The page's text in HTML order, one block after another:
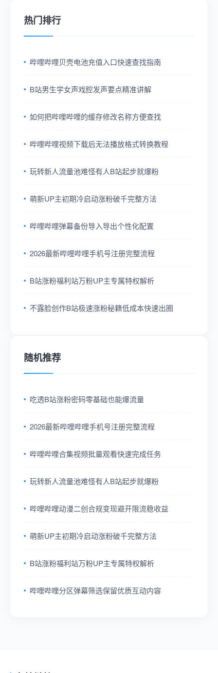
热门排行
哔哩哔哩贝壳电池充值入口快速查找指南
B站男生学女声戏腔发声要点精准讲解
如何把哔哩哔哩的缓存修改名称方便查找
哔哩哔哩视频下载后无法播放格式转换教程
玩转新人流量池难怪有人B站起步就爆粉
萌新UP主初期冷启动涨粉破千完整方法
哔哩哔哩弹幕备份导入导出个性化配置
2026最新哔哩哔哩手机号注册完整流程
B站涨粉福利站万粉UP主专属特权解析
不露脸创作B站极速涨粉秘籍低成本快速出圈
随机推荐
吃透B站涨粉密码零基础也能爆流量
2026最新哔哩哔哩手机号注册完整流程
哔哩哔哩合集视频批量观看快速完成任务
玩转新人流量池难怪有人B站起步就爆粉
哔哩哔哩动漫二创合规变现避开限流稳收益
萌新UP主初期冷启动涨粉破千完整方法
B站涨粉福利站万粉UP主专属特权解析
哔哩哔哩分区弹幕筛选保留优质互动内容